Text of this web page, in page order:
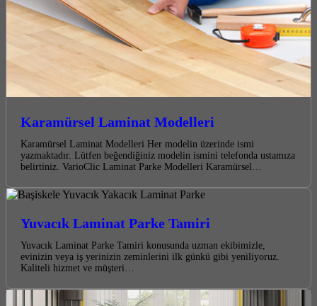
Karamürsel Laminat Modelleri
Karamürsel Laminat Modelleri Her modelin üzerinde ismi
yazmaktadır. Lütfen beğendiğiniz modelin ismini telefonda ustamıza
belirtiniz. VarioClic Laminat Parke Modelleri Karamürsel…
Yuvacık Laminat Parke Tamiri
Yuvacık Laminat Parke Tamiri konusunda uzman ekibimizle,
evinizin veya iş yerinizin zeminlerini ilk günkü gibi yeniliyoruz.
Kaliteli hizmet ve müşteri…